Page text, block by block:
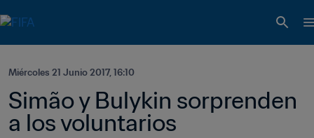
Miércoles 21 Junio 2017, 16:10
Simão y Bulykin sorprenden
a los voluntarios